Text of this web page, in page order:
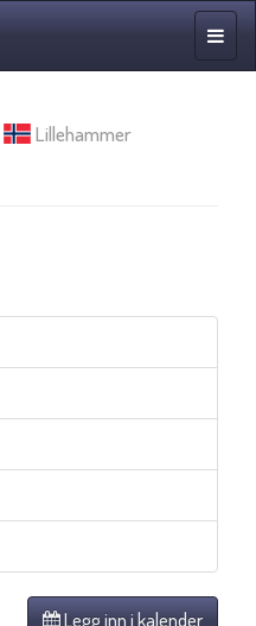
Lillehammer
Legg inn i kalender